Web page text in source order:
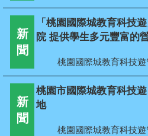
新
聞
「桃園國際城教育科技
院 提供學生多元豐富的
桃園國際城教育科技
新
聞
桃園市國際城教育科技
地
桃園國際城教育科技